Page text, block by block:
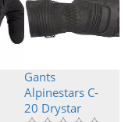
Gants
Alpinestars C-
20 Drystar